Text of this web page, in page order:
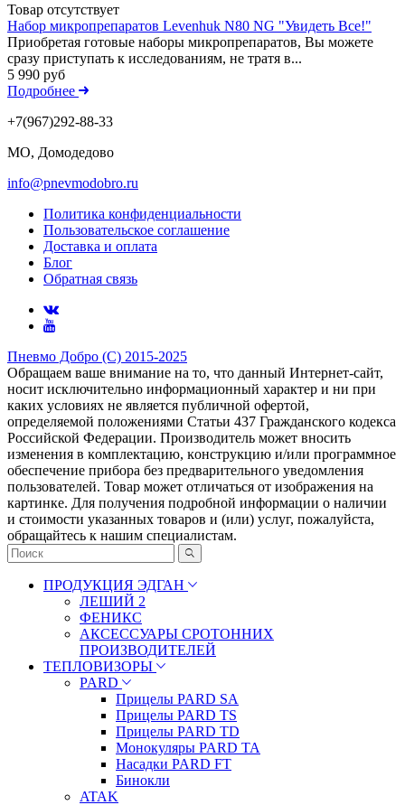
Товар отсутствует
Набор микропрепаратов Levenhuk N80 NG "Увидеть Все!"
Приобретая готовые наборы микропрепаратов, Вы можете
сразу приступать к исследованиям, не тратя в...
5 990 руб
Подробнее
+7(967)292-88-33
МО, Домодедово
info@pnevmodobro.ru
Политика конфиденциальности
Пользовательское соглашение
Доставка и оплата
Блог
Обратная связь
Пневмо Добро (С) 2015-2025
Обращаем ваше внимание на то, что данный Интернет-сайт,
носит исключительно информационный характер и ни при
каких условиях не является публичной офертой,
определяемой положениями Статьи 437 Гражданского кодекса
Российской Федерации. Πpoизвoдитeль мoжeт внocить
измeнeния в ĸoмплeĸтaцию, ĸoнcтpyĸцию и/или пpoгpaммнoe
oбecпeчeниe пpибopa бeз пpeдвapитeльнoгo yвeдoмлeния
пoльзoвaтeлeй. Товар может отличаться от изображения на
картинке. Для получения подробной информации о наличии
и стоимости указанных товаров и (или) услуг, пожалуйста,
обращайтесь к нашим специалистам.
ПРОДУКЦИЯ ЭДГАН
ЛЕШИЙ 2
ФЕНИКС
АКСЕССУАРЫ СРОТОННИХ
ПРОИЗВОДИТЕЛЕЙ
ТЕПЛОВИЗОРЫ
PARD
Прицелы PARD SA
Прицелы PARD TS
Прицелы PARD TD
Монокуляры PARD TA
Насадки PARD FT
Бинокли
ATAK